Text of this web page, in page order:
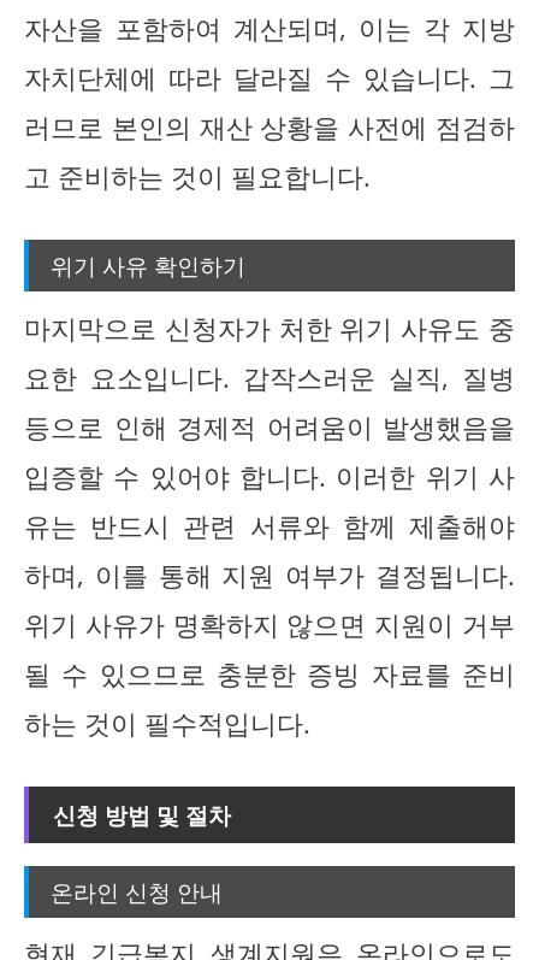
자산을 포함하여 계산되며, 이는 각 지방
자치단체에 따라 달라질 수 있습니다. 그
러므로 본인의 재산 상황을 사전에 점검하
고 준비하는 것이 필요합니다.
위기 사유 확인하기
마지막으로 신청자가 처한 위기 사유도 중
요한 요소입니다. 갑작스러운 실직, 질병
등으로 인해 경제적 어려움이 발생했음을
입증할 수 있어야 합니다. 이러한 위기 사
유는 반드시 관련 서류와 함께 제출해야
하며, 이를 통해 지원 여부가 결정됩니다.
위기 사유가 명확하지 않으면 지원이 거부
될 수 있으므로 충분한 증빙 자료를 준비
하는 것이 필수적입니다.
신청 방법 및 절차
온라인 신청 안내